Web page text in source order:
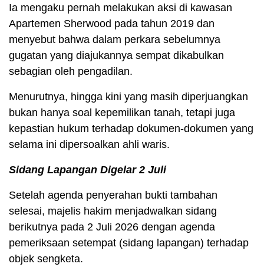
Ia mengaku pernah melakukan aksi di kawasan
Apartemen Sherwood pada tahun 2019 dan
menyebut bahwa dalam perkara sebelumnya
gugatan yang diajukannya sempat dikabulkan
sebagian oleh pengadilan.
Menurutnya, hingga kini yang masih diperjuangkan
bukan hanya soal kepemilikan tanah, tetapi juga
kepastian hukum terhadap dokumen-dokumen yang
selama ini dipersoalkan ahli waris.
Sidang Lapangan Digelar 2 Juli
Setelah agenda penyerahan bukti tambahan
selesai, majelis hakim menjadwalkan sidang
berikutnya pada 2 Juli 2026 dengan agenda
pemeriksaan setempat (sidang lapangan) terhadap
objek sengketa.